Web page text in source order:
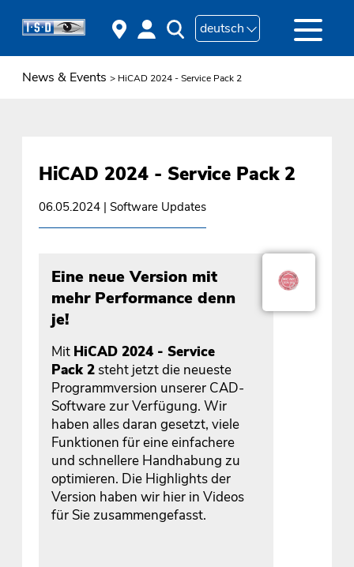
deutsch
News & Events > HiCAD 2024 - Service Pack 2
HiCAD 2024 - Service Pack 2
06.05.2024| Software Updates
Eine neue Version mit
mehr Performance denn
je!
Mit HiCAD 2024 - Service
Pack 2steht jetzt die neueste
Programmversion unserer CAD-
Software zur Verfügung. Wir
haben alles daran gesetzt, viele
Funktionen für eine einfachere
und schnellere Handhabung zu
optimieren. Die Highlights der
Version haben wir hier in Videos
für Sie zusammengefasst.